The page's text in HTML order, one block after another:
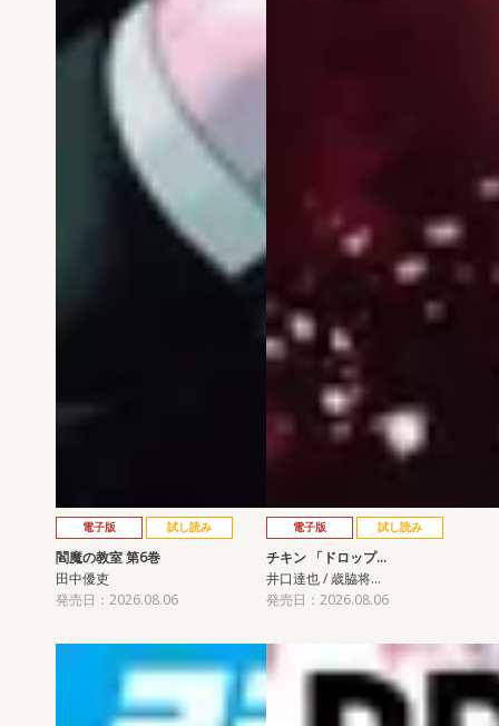
電子版 試し読み
閻魔の教室 第6巻
田中優吏
発売日：2026.08.06
電子版 試し読み
チキン 「ドロップ…
井口達也 / 歳脇将…
発売日：2026.08.06